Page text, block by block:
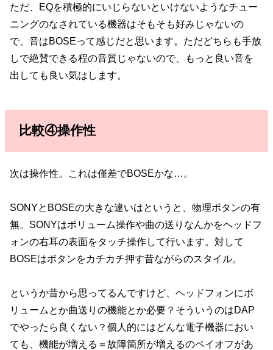
ただ、EQを積極的にいじらないといけないようなチュー
ニングのなされている機器はそもそも好みじゃないの
で、音はBOSEって感じだと思います。ただどちらも手放
しで絶賛できる程の音質じゃないので、もっと良い音を
出しても良い気はします。
比較④操作性
次は操作性。これは僅差でBOSEかな…。
SONYとBOSEの大きな違いはというと、物理ボタンの有
無。SONYはボリューム操作や曲の送りなんかをヘッドフ
ォンの右耳の表面をタッチ操作して行います。対して
BOSEはボタンをカチカチ押す昔ながらのスタイル。
というか昔から思ってるんですけど、ヘッドフォンにボ
リュームとか曲送りの機能とか必要？そういうのはDAP
でやったら良くない？個人的にはどんな電子機器におい
ても、機能が増える＝故障箇所が増えるのペイオフがあ